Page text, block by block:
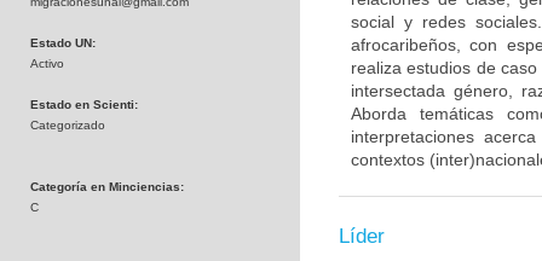
Estado UN:
Activo
Estado en Scienti:
Categorizado
Categoría en Minciencias:
C
social y redes
afrocaribeños, con
realiza estudios de
intersectada género,
Aborda temáticas
interpretaciones
contextos
Líder